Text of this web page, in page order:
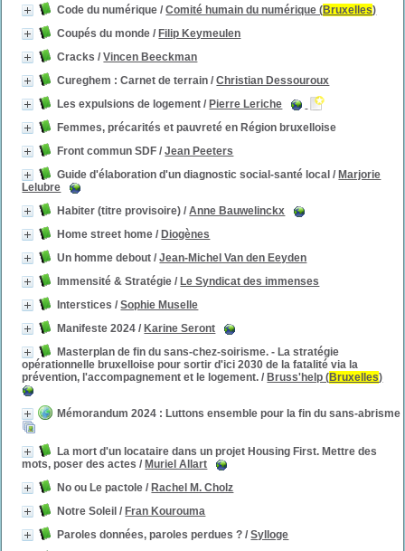
Code du numérique /Comité humain du numérique (Bruxelles)
Coupés du monde / Filip Keymeulen
Cracks /Vincen Beeckman
Cureghem : Carnet de terrain /Christian Dessouroux
Les expulsions de logement / Pierre Leriche
Femmes, précarités et pauvreté en Région bruxelloise
Front commun SDF /Jean Peeters
Guide d'élaboration d'un diagnostic social-santé local / Marjorie
Lelubre
Habiter (titre provisoire) /Anne Bauwelinckx
Home street home / Diogènes
Un homme debout /Jean-Michel Van den Eeyden
Immensité & Stratégie / Le Syndicat des immenses
Interstices /Sophie Muselle
Manifeste 2024 / Karine Seront
Masterplan de fin du sans-chez-soirisme. - La stratégie
opérationnelle bruxelloise pour sortir d'ici 2030 de la fatalité via la
prévention, l'accompagnement et le logement. / Bruss'help (Bruxelles)
Mémorandum 2024 : Luttons ensemble pour la fin du sans-abrisme
La mort d'un locataire dans un projet Housing First. Mettre des
mots, poser des actes / Muriel Allart
No ou Le pactole / Rachel M. Cholz
Notre Soleil / Fran Kourouma
Paroles données, paroles perdues ? /Sylloge